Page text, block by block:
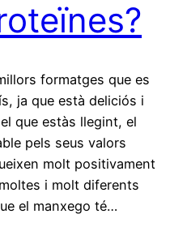
formatges que es
ja que està deliciós i
que estàs llegint, el
pels seus valors
molt positivament
i molt diferents
el manxego té…